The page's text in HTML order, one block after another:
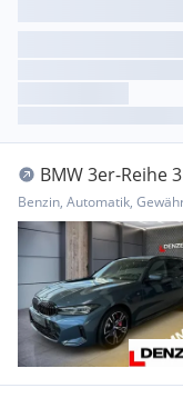
BMW 3er-Reihe
Benzin, Automatik,